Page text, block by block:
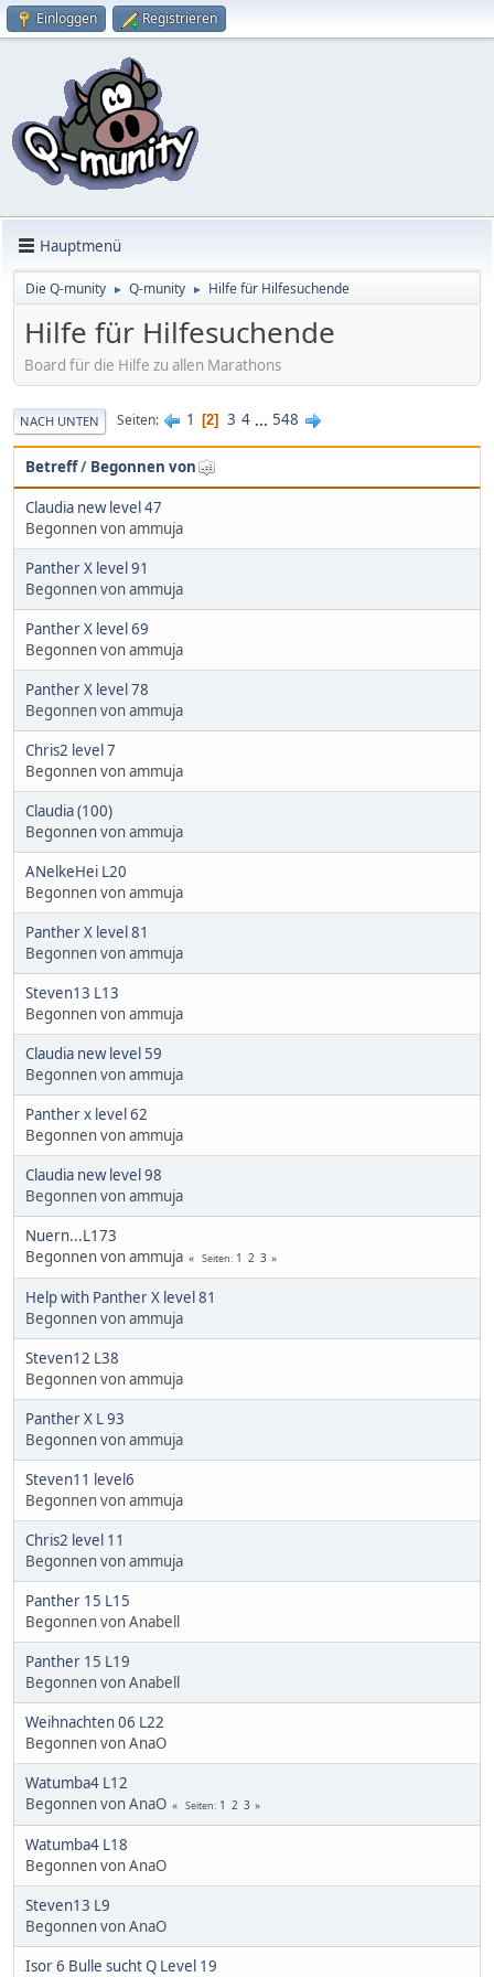
Einloggen Registrieren
Hauptmenü
Die Q-munity ► Q-munity ► Hilfe für Hilfesuchende
Hilfe für Hilfesuchende
Board für die Hilfe zu allen Marathons
NACH UNTEN Seiten 1 2 3 4 ... 548
Betreff/ Begonnen von
Claudia new level 47
Begonnen von ammuja
Panther X level 91
Begonnen von ammuja
Panther X level 69
Begonnen von ammuja
Panther X level 78
Begonnen von ammuja
Chris2 level 7
Begonnen von ammuja
Claudia (100)
Begonnen von ammuja
ANelkeHei L20
Begonnen von ammuja
Panther X level 81
Begonnen von ammuja
Steven13 L13
Begonnen von ammuja
Claudia new level 59
Begonnen von ammuja
Panther x level 62
Begonnen von ammuja
Claudia new level 98
Begonnen von ammuja
Nuern...L173
Begonnen von ammuja
Seiten 1 2 3
Help with Panther X level 81
Begonnen von ammuja
Steven12 L38
Begonnen von ammuja
Panther X L 93
Begonnen von ammuja
Steven11 level6
Begonnen von ammuja
Chris2 level 11
Begonnen von ammuja
Panther 15 L15
Begonnen von Anabell
Panther 15 L19
Begonnen von Anabell
Weihnachten 06 L22
Begonnen von AnaO
Watumba4 L12
Begonnen von AnaO
Seiten 1 2 3
Watumba4 L18
Begonnen von AnaO
Steven13 L9
Begonnen von AnaO
Isor 6 Bulle sucht Q Level 19